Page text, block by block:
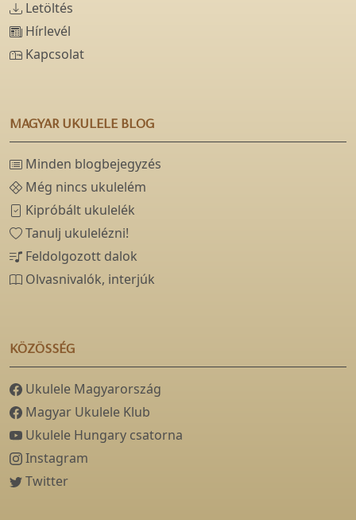
Letöltés
Hírlevél
Kapcsolat
MAGYAR UKULELE BLOG
Minden blogbejegyzés
Még nincs ukulelém
Kipróbált ukulelék
Tanulj ukulelézni!
Feldolgozott dalok
Olvasnivalók, interjúk
KÖZÖSSÉG
Ukulele Magyarország
Magyar Ukulele Klub
Ukulele Hungary csatorna
Instagram
Twitter